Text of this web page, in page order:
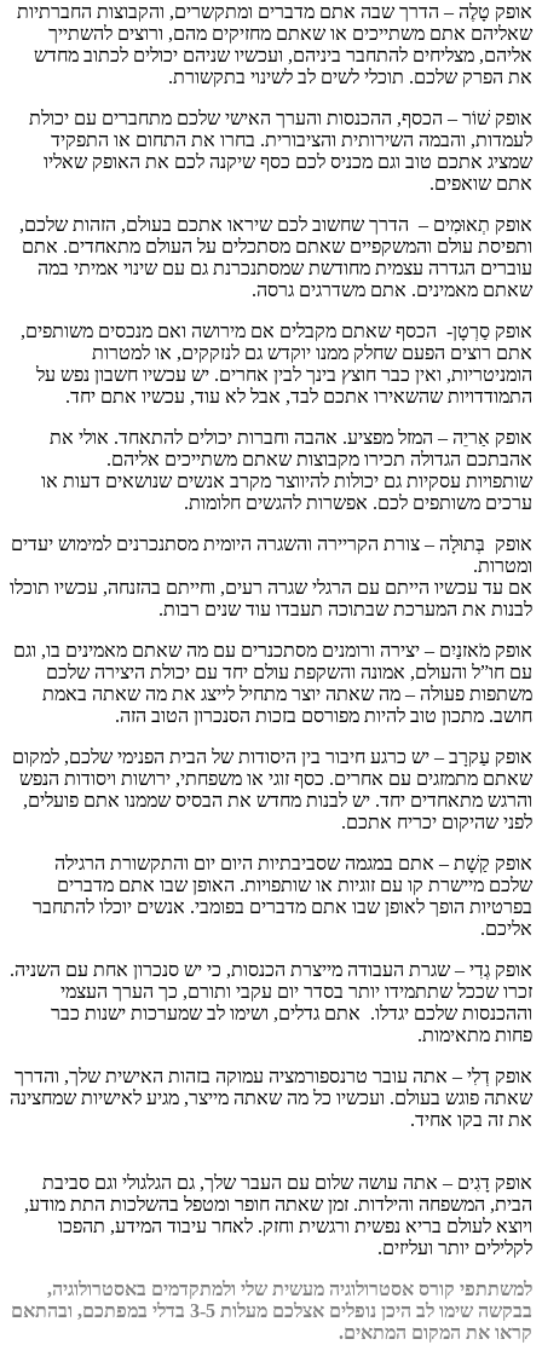
אופק טָלֶה – הדרך שבה אתם מדברים ומתקשרים, והקבוצות החברתיות
שאליהם אתם משתייכים או שאתם מחזיקים מהם, ורוצים להשתייך
אליהם, מצליחים להתחבר ביניהם, ועכשיו שניהם יכולים לכתוב מחדש
את הפרק שלכם. תוכלי לשים לב לשינוי בתקשורת.
אופק שׁוֹר – הכסף, ההכנסות והערך האישי שלכם מתחברים עם יכולת
לעמדות, והבמה השירותית והציבורית. בחרו את התחום או התפקיד
שמציג אתכם טוב וגם מכניס לכם כסף שיקנה לכם את האופק שאליו
אתם שואפים.
אופק תְאוּמִים – הדרך שחשוב לכם שיראו אתכם בעולם, הזהות שלכם,
ותפיסת עולם והמשקפיים שאתם מסתכלים על העולם מתאחדים. אתם
עוברים הגדרה עצמית מחודשת שמסתנכרנת גם עם שינוי אמיתי במה
שאתם מאמינים. אתם משדרגים גרסה.
אופק סַרְטָן- הכסף שאתם מקבלים אם מירושה ואם מנכסים משותפים,
אתם רוצים הפעם שחלק ממנו יוקדש גם לנזקקים, או למטרות
הומניטריות, ואין כבר חוצץ בינך לבין אחרים. יש עכשיו חשבון נפש על
התמודדויות שהשאירו אתכם לבד, אבל לא עוד, עכשיו אתם יחד.
אופק אַריֵה – המזל מפציע. אהבה וחברות יכולים להתאחד. אולי את
אהבתכם הגדולה תכירו מקבוצות שאתם משתייכים אליהם.
שותפויות עסקיות גם יכולות להיווצר מקרב אנשים שנושאים דעות או
ערכים משותפים לכם. אפשרות להגשים חלומות.
אופק בְּתוּלָה – צורת הקריירה והשגרה היומית מסתנכרנים למימוש יעדים
ומטרות.
אם עד עכשיו הייתם עם הרגלי שגרה רעים, וחייתם בהזנחה, עכשיו תוכלו
לבנות את המערכת שבתוכה תעבדו עוד שנים רבות.
אופק מֹאזנַיִם – יצירה ורומנים מסתכנרים עם מה שאתם מאמינים בו, וגם
עם חו”ל והעולם, אמונה והשקפת עולם יחד עם יכולת היצירה שלכם
משתפות פעולה – מה שאתה יוצר מתחיל לייצג את מה שאתה באמת
חושב. מתכון טוב להיות מפורסם בזכות הסנכרון הטוב הזה.
אופק עַקרָב – יש כרגע חיבור בין היסודות של הבית הפנימי שלכם, למקום
שאתם מתמזגים עם אחרים. כסף זוגי או משפחתי, ירושות ויסודות הנפש
והרגש מתאחדים יחד. יש לבנות מחדש את הבסיס שממנו אתם פועלים,
לפני שהיקום יכריח אתכם.
אופק קַשָׁת – אתם במגמה שסביבתיות היום יום והתקשורת הרגילה
שלכם מיישרת קו עם זוגיות או שותפויות. האופן שבו אתם מדברים
בפרטיות הופך לאופן שבו אתם מדברים בפומבי. אנשים יוכלו להתחבר
אליכם.
אופק גְדִי – שגרת העבודה מייצרת הכנסות, כי יש סנכרון אחת עם השניה.
זכרו שככל שתתמידו יותר בסדר יום עקבי ותורם, כך הערך העצמי
וההכנסות שלכם יגדלו. אתם גדלים, ושימו לב שמערכות ישנות כבר
פחות מתאימות.
אופק דְלִי – אתה עובר טרנספורמציה עמוקה בזהות האישית שלך, והדרך
שאתה פוגש בעולם. ועכשיו כל מה שאתה מייצר, מגיע לאישיות שמחצינה
את זה בקו אחיד.
אופק דָגִים – אתה עושה שלום עם העבר שלך, גם הגלגולי וגם סביבת
הבית, המשפחה והילדות. זמן שאתה חופר ומטפל בהשלכות התת מודע,
ויוצא לעולם בריא נפשית ורגשית וחזק. לאחר עיבוד המידע, תהפכו
לקלילים יותר ועליזים.
למשתתפי קורס אסטרולוגיה מעשית שלי ולמתקדמים באסטרולוגיה,
בבקשה שימו לב היכן נופלים אצלכם מעלות 3-5 בדלי במפתכם, ובהתאם
קראו את המקום המתאים.